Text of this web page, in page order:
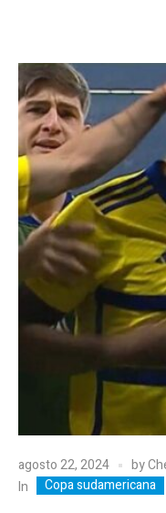
agosto 22, 2024 by
In
Copa sudamericana